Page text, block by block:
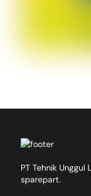
PT Tehnik
sparepart.